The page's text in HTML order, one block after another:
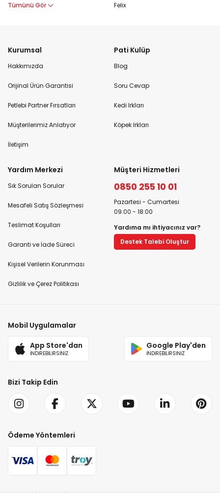
Tümünü Gör
Felix
Kurumsal
Hakkımızda
Orijinal Ürün Garantisi
Petlebi Partner Fırsatları
Müşterilerimiz Anlatıyor
İletişim
Pati Kulüp
Blog
Soru Cevap
Kedi Irkları
Köpek Irkları
Yardım Merkezi
Sık Sorulan Sorular
Mesafeli Satış Sözleşmesi
Teslimat Koşulları
Garanti ve İade Süreci
Kişisel Verilerin Korunması
Gizlilik ve Çerez Politikası
Müşteri Hizmetleri
0850 255 10 01
Pazartesi - Cumartesi
09:00 - 18:00
Yardıma mı ihtiyacınız var?
Destek Talebi Oluştur
Mobil Uygulamalar
App Store'dan
İNDİREBİLİRSİNİZ
Google Play'den
İNDİREBİLİRSİNİZ
Bizi Takip Edin
Ödeme Yöntemleri